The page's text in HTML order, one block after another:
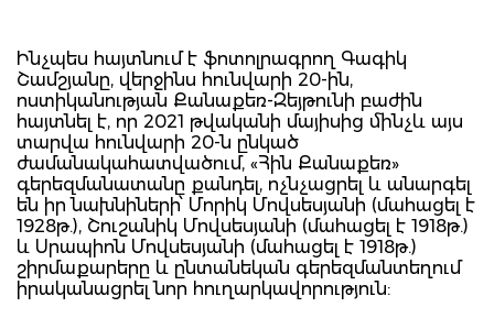
Ինչպես հայտնում է ֆոտոլրագրող Գագիկ
Շամշյանը, վերջինս հունվարի 20-ին,
ոստիկանության Քանաքեռ-Զեյթունի բաժին
հայտնել է, որ 2021 թվականի մայիսից մինչև այս
տարվա հունվարի 20-ն ընկած
ժամանակահատվածում, «Հին Քանաքեռ»
գերեզմանատանը քանդել, ոչնչացրել և անարգել
են իր նախնիների՝ Մորիկ Մովսեսյանի (մահացել է
1928թ.), Շուշանիկ Մովսեսյանի (մահացել է 1918թ.)
և Սրապիոն Մովսեսյանի (մահացել է 1918թ.)
շիրմաքարերը և ընտանեկան գերեզմանտեղում
իրականացրել նոր հուղարկավորություն: